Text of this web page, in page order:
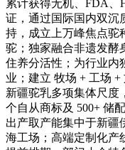
累计获得无机、FDA、
证，通过国际国内双沉
持，成立上万峰焦点驼
驼；独家融合非遗发酵
住养分活性；为行业内
业；建立 牧场 + 工场
新疆驼乳多项集体尺度
个自从商标及 500+ 储
出产取产能集中于新疆
海工场；高端定制化产